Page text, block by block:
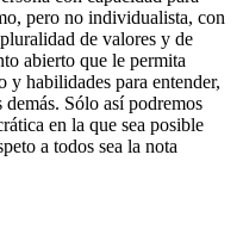
pero no individualista, con
de valores y de
abierto que le permita
habilidades para entender,
Sólo así podremos
en la que sea posible
a todos sea la nota